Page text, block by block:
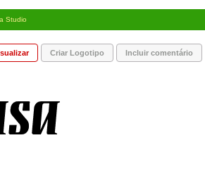
Studio
Criar Logotipo Incluir comentário